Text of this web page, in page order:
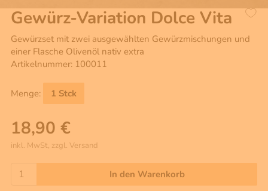
Gewürz-Variation Dolce Vita
Gewürzset mit zwei ausgewählten Gewürzmischungen und
einer Flasche Olivenöl nativ extra
Artikelnummer: 100011
Menge: 1 Stck
18,90 €
inkl. MwSt, zzgl. Versand
In den Warenkorb